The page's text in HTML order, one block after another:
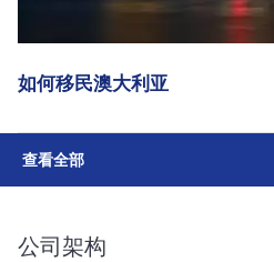
如何移民澳大利亚
查看全部
公司架构